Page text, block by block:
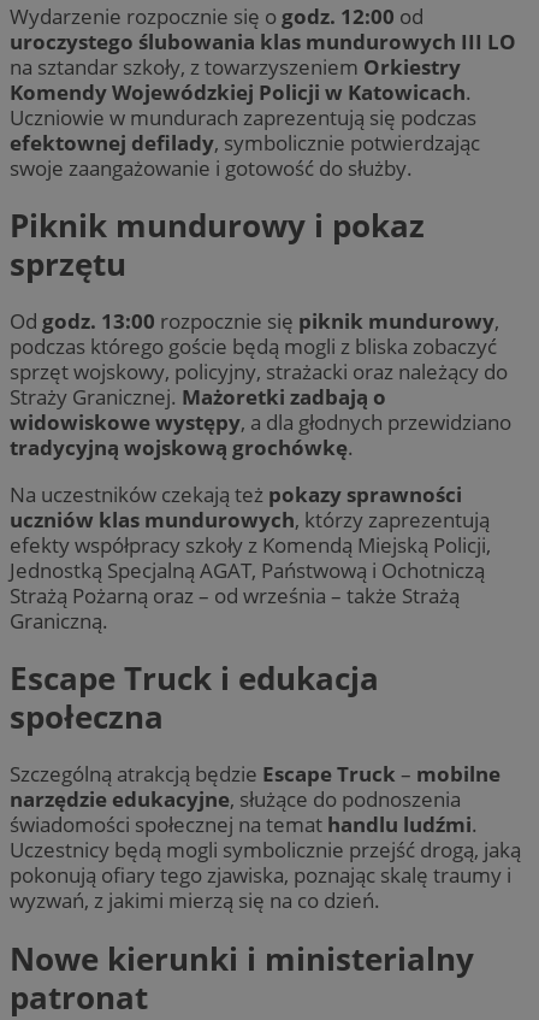
Wydarzenie rozpocznie się o godz. 12:00 od
uroczystego ślubowania klas mundurowych III LO
na sztandar szkoły, z towarzyszeniem Orkiestry
Komendy Wojewódzkiej Policji w Katowicach.
Uczniowie w mundurach zaprezentują się podczas
efektownej defilady, symbolicznie potwierdzając
swoje zaangażowanie i gotowość do służby.
Piknik mundurowy i pokaz
sprzętu
Od godz. 13:00 rozpocznie się piknik mundurowy,
podczas którego goście będą mogli z bliska zobaczyć
sprzęt wojskowy, policyjny, strażacki oraz należący do
Straży Granicznej. Mażoretki zadbają o
widowiskowe występy, a dla głodnych przewidziano
tradycyjną wojskową grochówkę.
Na uczestników czekają też pokazy sprawności
uczniów klas mundurowych, którzy zaprezentują
efekty współpracy szkoły z Komendą Miejską Policji,
Jednostką Specjalną AGAT, Państwową i Ochotniczą
Strażą Pożarną oraz – od września – także Strażą
Graniczną.
Escape Truck i edukacja
społeczna
Szczególną atrakcją będzie Escape Truck – mobilne
narzędzie edukacyjne, służące do podnoszenia
świadomości społecznej na temat handlu ludźmi.
Uczestnicy będą mogli symbolicznie przejść drogą, jaką
pokonują ofiary tego zjawiska, poznając skalę traumy i
wyzwań, z jakimi mierzą się na co dzień.
Nowe kierunki i ministerialny
patronat